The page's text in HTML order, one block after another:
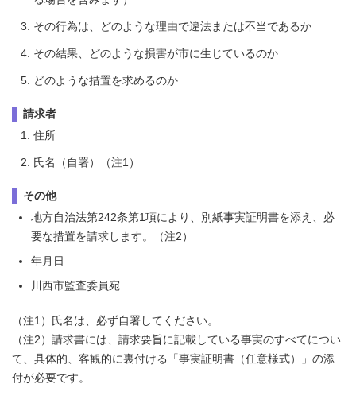
その行為は、どのような理由で違法または不当であるか
その結果、どのような損害が市に生じているのか
どのような措置を求めるのか
請求者
住所
氏名（自署）（注1）
その他
地方自治法第242条第1項により、別紙事実証明書を添え、必
要な措置を請求します。（注2）
年月日
川西市監査委員宛
（注1）氏名は、必ず自署してください。
（注2）請求書には、請求要旨に記載している事実のすべてについ
て、具体的、客観的に裏付ける「事実証明書（任意様式）」の添
付が必要です。